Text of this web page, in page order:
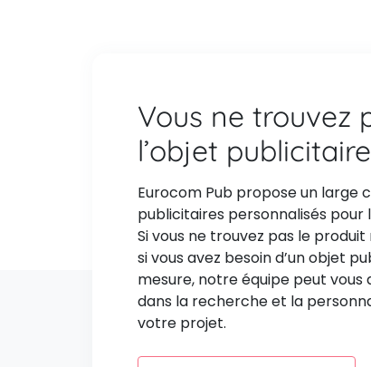
Vous ne trouvez
l’objet
Eurocom Pub propose un large
publicitaires personnalisés pour
Si vous ne trouvez pas le
si vous avez besoin d’un objet
mesure, notre équipe peut
dans la recherche et la
votre projet.